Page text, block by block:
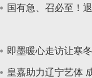
国有急、召必至！
即墨暖心走访让寒
皇嘉助力辽宁艺体